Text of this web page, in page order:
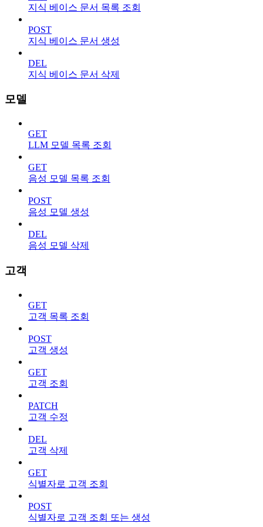
지식 베이스 문서 목록 조회
POST
지식 베이스 문서 생성
DEL
지식 베이스 문서 삭제
모델
GET
LLM 모델 목록 조회
GET
음성 모델 목록 조회
POST
음성 모델 생성
DEL
음성 모델 삭제
고객
GET
고객 목록 조회
POST
고객 생성
GET
고객 조회
PATCH
고객 수정
DEL
고객 삭제
GET
식별자로 고객 조회
POST
식별자로 고객 조회 또는 생성